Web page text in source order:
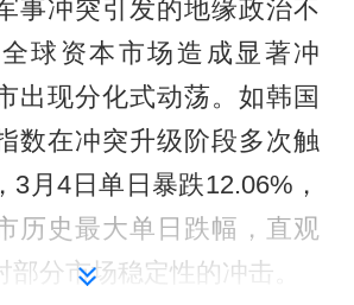
事冲突引发的地缘政治不
球资本市场造成显著冲
出现分化式动荡。如韩国
数在冲突升级阶段多次触
3月4日单日暴跌12.06%，
历史最大单日跌幅，直观
部分市场稳定性的冲击。